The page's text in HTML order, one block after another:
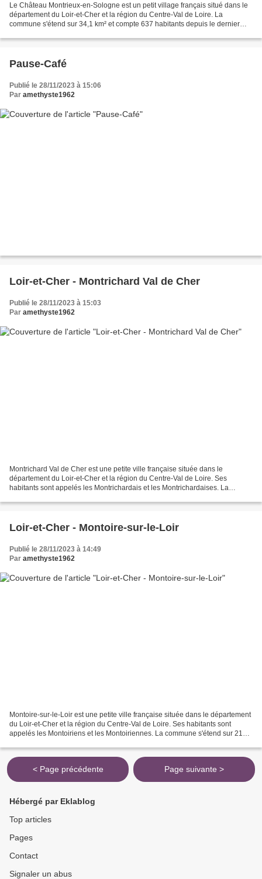
Le Château Montrieux-en-Sologne est un petit village français situé dans le
département du Loir-et-Cher et la région du Centre-Val de Loire. La
commune s'étend sur 34,1 km² et compte 637 habitants depuis le dernier
Pause-Café
Publié le 28/11/2023 à 15:06
Par amethyste1962
Loir-et-Cher - Montrichard Val de Cher
Publié le 28/11/2023 à 15:03
Par amethyste1962
Montrichard Val de Cher est une petite ville française située dans le
département du Loir-et-Cher et la région du Centre-Val de Loire. Ses
habitants sont appelés les Montrichardais et les Montrichardaises. La
Loir-et-Cher - Montoire-sur-le-Loir
Publié le 28/11/2023 à 14:49
Par amethyste1962
Montoire-sur-le-Loir est une petite ville française située dans le département
du Loir-et-Cher et la région du Centre-Val de Loire. Ses habitants sont
appelés les Montoiriens et les Montoiriennes. La commune s'étend sur 21
< Page précédente Page suivante >
Hébergé par Eklablog
Top articles
Pages
Contact
Signaler un abus